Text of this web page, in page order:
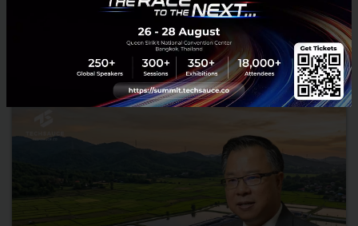
Techsauce Team
ประเทศไทย เศรษฐกิจไทย